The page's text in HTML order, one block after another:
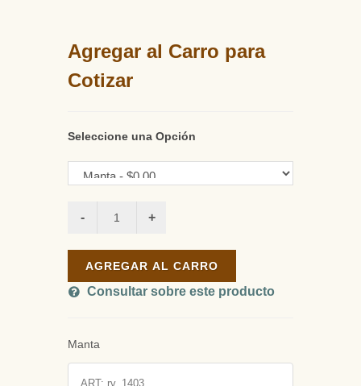
Agregar al Carro para
Cotizar
Seleccione una Opción
AGREGAR AL CARRO
Consultar sobre este producto
Manta
ART: rv_1403